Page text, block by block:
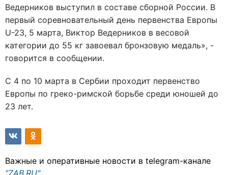
Ведерников выступил в составе сборной России. В
первый соревновательный день первенства Европы
U-23, 5 марта, Виктор Ведерников в весовой
категории до 55 кг завоевал бронзовую медаль», -
говорится в сообщении.
С 4 по 10 марта в Сербии проходит первенство
Европы по греко-римской борьбе среди юношей до
23 лет.
Важные и оперативные новости в telegram-канале
"ZAB.RU"